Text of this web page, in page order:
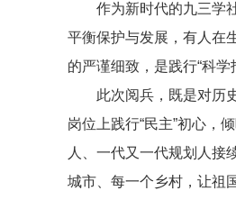
作为新时代的九三学
平衡保护与发展，有人在
的严谨细致，是践行“科
此次阅兵，既是对历
岗位上践行“民主”初心，
人、一代又一代规划人接
城市、每一个乡村，让祖